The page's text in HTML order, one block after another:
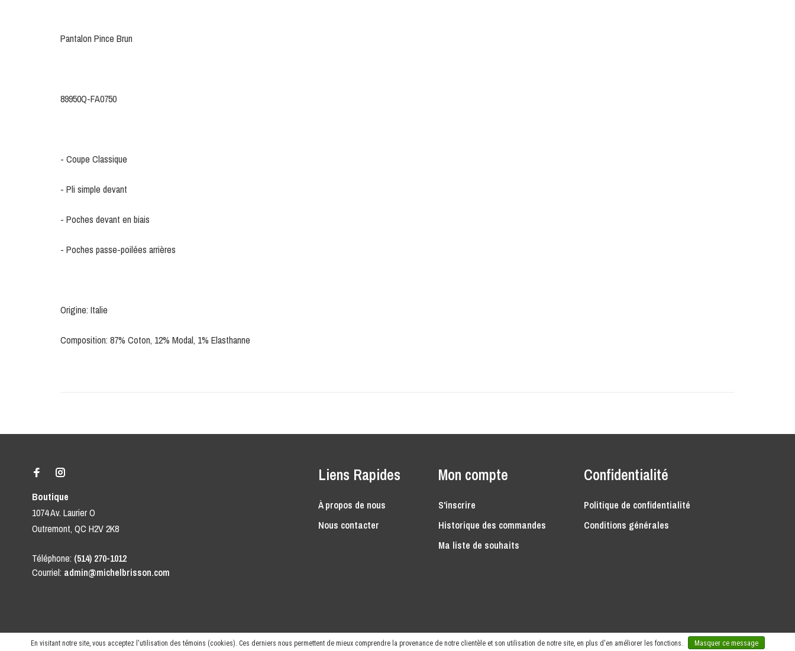
Pantalon Pince Brun
89950Q-FA0750
- Coupe Classique
- Pli simple devant
- Poches devant en biais
- Poches passe-poilées arrières
Origine: Italie
Composition: 87% Coton, 12% Modal, 1% Elasthanne
En visitant notre site, vous acceptez l'utilisation des témoins (cookies). Ces derniers nous permettent de mieux comprendre la provenance de notre clientèle et son utilisation de notre site, en plus d'en améliorer les fonctions. Masquer ce message
Boutique
1074 Av. Laurier O
Outremont, QC H2V 2K8
Téléphone: (514) 270-1012
Courriel: admin@michelbrisson.com
Liens Rapides
À propos de nous
Nous contacter
Mon compte
S'inscrire
Historique des commandes
Ma liste de souhaits
Confidentialité
Politique de confidentialité
Conditions générales